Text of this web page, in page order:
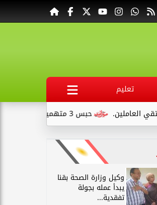
تعليم
حبس 3 متهمين 15 يومًا علي ذمةالتحقيقات بتهمة التنقيب عن الآثار داخل...
وكيل وزارة الصحة بقنا
يبدأ عمله بجولة
تفقدية...